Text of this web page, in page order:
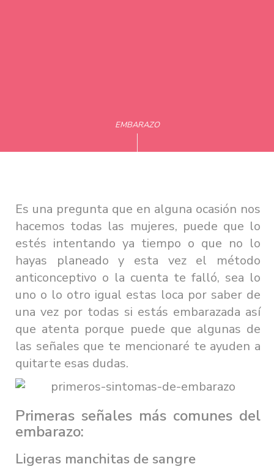
EMBARAZO
Es una pregunta que en alguna ocasión nos
hacemos todas las mujeres, puede que lo
estés intentando ya tiempo o que no lo
hayas planeado y esta vez el método
anticonceptivo o la cuenta te falló, sea lo
uno o lo otro igual estas loca por saber de
una vez por todas si estás embarazada así
que atenta porque puede que algunas de
las señales que te mencionaré te ayuden a
quitarte esas dudas.
Primeras señales más comunes del
embarazo:
Ligeras manchitas de sangre